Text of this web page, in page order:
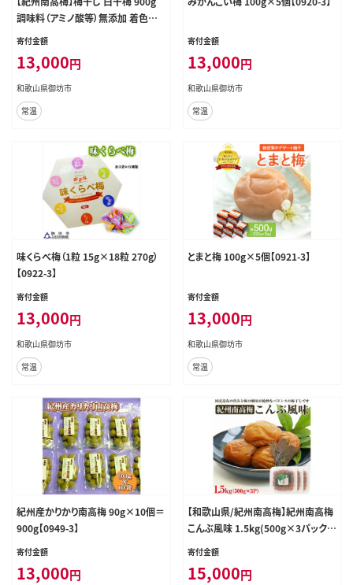
調味料（アミノ酸等）無添加 着色料
無添加【0851-5】
寄付金額
13,000円
和歌山県御坊市
常温
寄付金額
13,000円
和歌山県御坊市
常温
味くらべ梅（1粒 15g×18粒 270g）
【0922-3】
寄付金額
13,000円
和歌山県御坊市
常温
とまと梅 100g×5個【0921-3】
寄付金額
13,000円
和歌山県御坊市
常温
紀州産かりかり南高梅 90g×10個＝
900g【0949-3】
寄付金額
13,000円
【和歌山県/紀州南高梅】紀州南高梅
こんぶ風味 1.5kg(500g×3パック)
塩分約6%【1028-4】
寄付金額
15,000円